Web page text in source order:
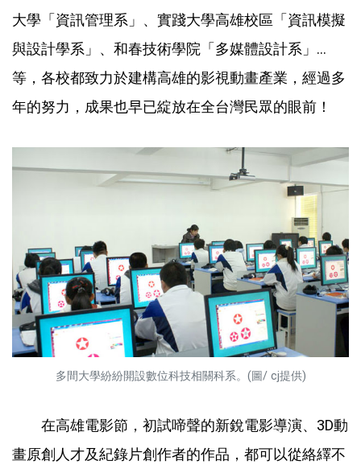
大學「資訊管理系」、實踐大學高雄校區「資訊模擬
與設計學系」、和春技術學院「多媒體設計系」…
等，各校都致力於建構高雄的影視動畫產業，經過多
年的努力，成果也早已綻放在全台灣民眾的眼前！
多間大學紛紛開設數位科技相關科系。(圖/ cj提供)
在高雄電影節，初試啼聲的新銳電影導演、3D動
畫原創人才及紀錄片創作者的作品，都可以從絡繹不